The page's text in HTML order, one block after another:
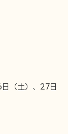
（土）、27日